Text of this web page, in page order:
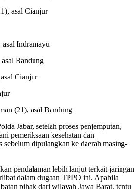
asal Cianjur
Indramayu
Bandung
Cianjur
(21), asal Bandung
Jabar, setelah proses penjemputan,
pemeriksaan kesehatan dan
sebelum dipulangkan ke daerah masing-
pendalaman lebih lanjut terkait jaringan
dalam dugaan TPPO ini. Apabila
pihak dari wilayah Jawa Barat, tentu